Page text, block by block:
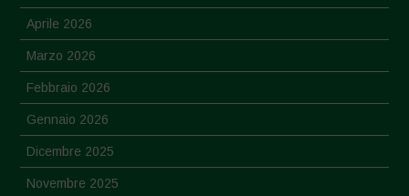
Aprile 2026
Marzo 2026
Febbraio 2026
Gennaio 2026
Dicembre 2025
Novembre 2025